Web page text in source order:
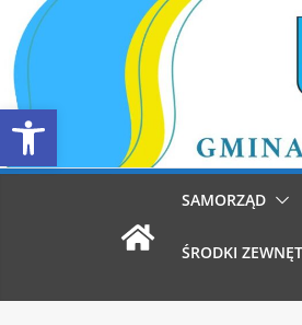
Otwórz pasek
Przejdź
do
treści
SAMORZĄD
ŚRODKI